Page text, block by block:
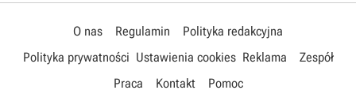
O nas Regulamin
Polityka redakcyjna
Polityka prywatności Ustawienia cookies Reklama
Zespół
Praca
Kontakt Pomoc